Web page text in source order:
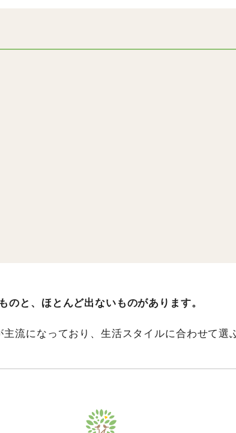
のと、ほとんど出ないものがあります。
流になっており、生活スタイルに合わせて選